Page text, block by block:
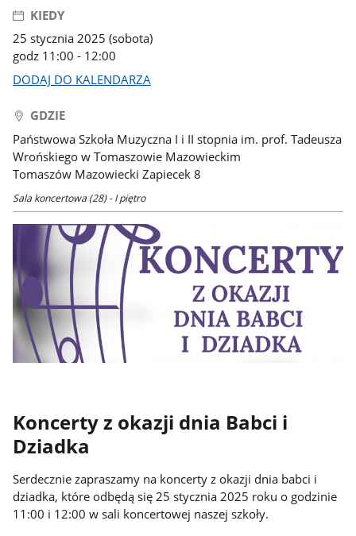
KIEDY
25 stycznia 2025 (sobota)
godz 11:00 - 12:00
DODAJ DO KALENDARZA
GDZIE
Państwowa Szkoła Muzyczna I i II stopnia im. prof. Tadeusza
Wrońskiego w Tomaszowie Mazowieckim
Tomaszów Mazowiecki Zapiecek 8
Sala koncertowa (28) - I piętro
Koncerty z okazji dnia Babci i
Dziadka
Serdecznie zapraszamy na koncerty z okazji dnia babci i
dziadka, które odbędą się 25 stycznia 2025 roku o godzinie
11:00 i 12:00 w sali koncertowej naszej szkoły.